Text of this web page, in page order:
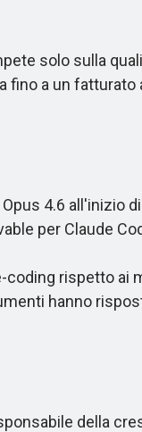
solo sulla
a un
4.6 all'inizio
per Claude
rispetto ai
hanno
della